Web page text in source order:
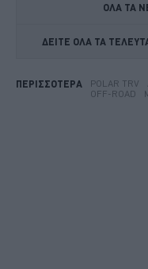
ΟΛΑ ΤΑ
ΔΕΙΤΕ ΟΛΑ ΤΑ
ΠΕΡΙΣΣΟΤΕΡΑ POLAR TRV
OFF-ROAD